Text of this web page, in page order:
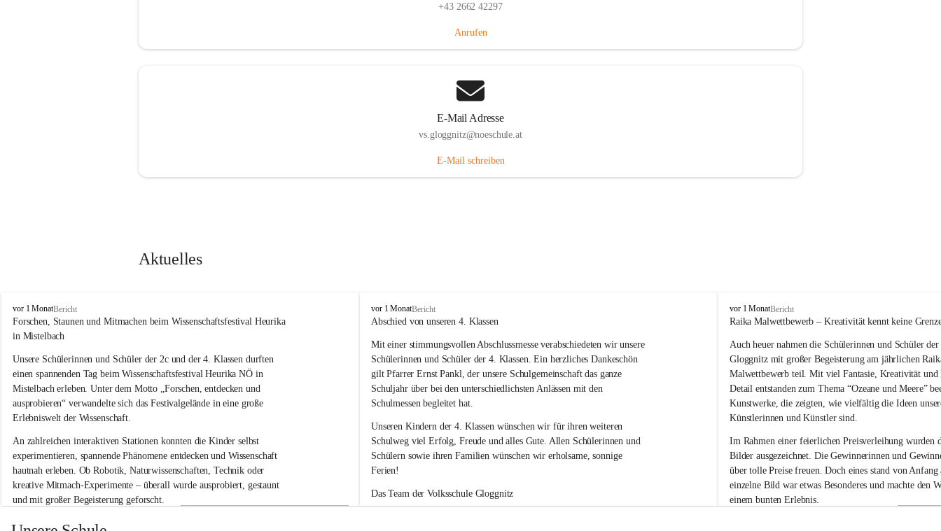
+43 2662 42297
Anrufen
E-Mail Adresse
vs.gloggnitz@noeschule.at
E-Mail schreiben
Aktuelles
V
o
l
s
s
c
u
l
e
G
l
o
g
g
n
i
vor 1 MonatBericht
Forschen, Staunen und Mitmachen beim Wissenschaftsfestival Heurika
in Mistelbach
Unsere Schülerinnen und Schüler der 2c und der 4. Klassen durften
einen spannenden Tag beim Wissenschaftsfestival Heurika NÖ in
Mistelbach erleben. Unter dem Motto „Forschen, entdecken und
ausprobieren“ verwandelte sich das Festivalgelände in eine große
Erlebniswelt der Wissenschaft.
An zahlreichen interaktiven Stationen konnten die Kinder selbst
experimentieren, spannende Phänomene entdecken und Wissenschaft
hautnah erleben. Ob Robotik, Naturwissenschaften, Technik oder
kreative Mitmach-Experimente – überall wurde ausprobiert, gestaunt
und mit großer Begeisterung geforscht.
Besonders beeindruckend war, dass Wissenschaftlerinnen und
V
o
k
s
s
c
h
u
l
e
G
l
o
g
n
vor 1 MonatBericht
Abschied von unseren 4. Klassen
Mit einer stimmungsvollen Abschlussmesse verabschiedeten wir unsere
Schülerinnen und Schüler der 4. Klassen. Ein herzliches Dankeschön
gilt Pfarrer Ernst Pankl, der unsere Schulgemeinschaft das ganze
Schuljahr über bei den unterschiedlichsten Anlässen mit den
Schulmessen begleitet hat.
Unseren Kindern der 4. Klassen wünschen wir für ihren weiteren
Schulweg viel Erfolg, Freude und alles Gute. Allen Schülerinnen und
Schülern sowie ihren Familien wünschen wir erholsame, sonnige
Ferien!
Das Team der Volksschule Gloggnitz
V
o
k
s
s
c
h
u
l
e
G
l
o
g
g
n
vor 1 MonatBericht
Raika Malwettbewerb – Kreativität kennt keine
Auch heuer nahmen die Schülerinnen und Schüler
Gloggnitz mit großer Begeisterung am jährlichen
Malwettbewerb teil. Mit viel Fantasie, Kreativität
Detail entstanden zum Thema “Ozeane und Meere”
Kunstwerke, die zeigten, wie vielfältig die Ideen
Künstlerinnen und Künstler sind.
Im Rahmen einer feierlichen Preisverleihung wurden
Bilder ausgezeichnet. Die Gewinnerinnen und
über tolle Preise freuen. Doch eines stand von Anfang
einzelne Bild war etwas Besonderes und machte den
einem bunten Erlebnis.